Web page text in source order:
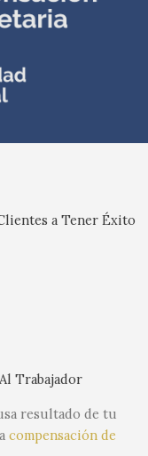
a Tener Éxito
Trabajador
resultado de tu
compensación de